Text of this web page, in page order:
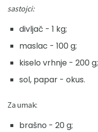
sastojci:
divljač - 1 kg;
maslac - 100 g;
kiselo vrhnje - 200 g;
sol, papar - okus.
Za umak:
brašno - 20 g;